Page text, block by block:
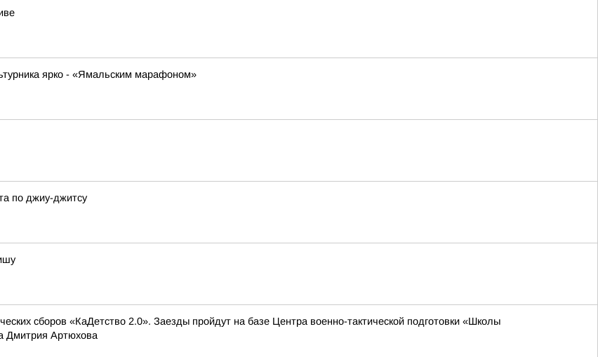
ярко - «Ямальским марафоном»
по джиу-джитсу
сборов «КаДетство 2.0». Заезды пройдут на базе Центра военно-тактической подготовки «Школы
Дмитрия Артюхова